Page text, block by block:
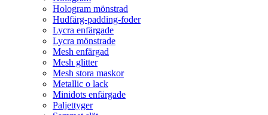
Hologram mönstrad
Hudfärg-padding-foder
Lycra enfärgade
Lycra mönstrade
Mesh enfärgad
Mesh glitter
Mesh stora maskor
Metallic o lack
Minidots enfärgade
Paljettyger